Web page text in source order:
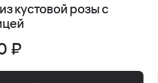
кустовой розы с
₽